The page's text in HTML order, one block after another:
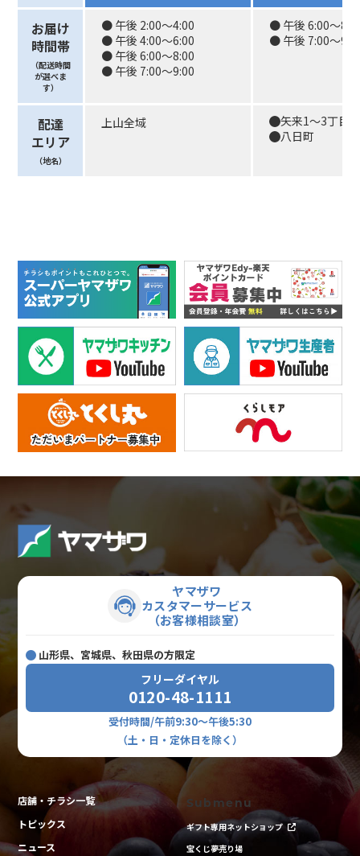
お届け
時間帯
（配送時間
が選べま
す）
● 午後 2:00〜4:00
● 午後 4:00〜6:00
● 午後 6:00〜8:00
● 午後 7:00〜9:00
● 午後 6:00〜
● 午後 7:00〜
配達
エリア
（地名）
上山全域
矢来1〜3丁目
八日町
ヤマザワ
カスタマーサービス
（お客様相談室）
山形県、宮城県、秋田県の方限定
フリーダイヤル
0120-48-1111
受付時間/午前9:30～午後5:30
（土・日・定休日を除く）
店舗・チラシ一覧
トピックス
ニュース
Submenu
ギフト専用ネットショップ
宝くじ夢売り場